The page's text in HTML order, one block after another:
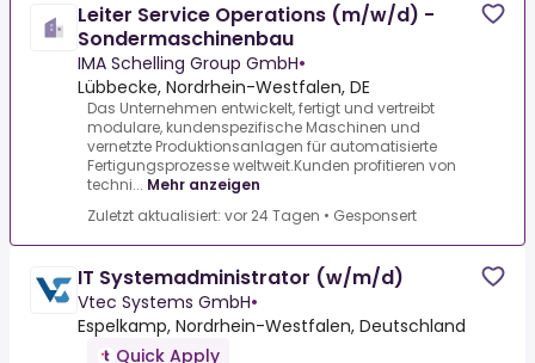
Leiter Service Operations (m/w/d) -
Sondermaschinenbau
IMA Schelling Group GmbH•
Lübbecke, Nordrhein-Westfalen, DE
Das Unternehmen entwickelt, fertigt und vertreibt
modulare, kundenspezifische Maschinen und
vernetzte Produktionsanlagen für automatisierte
Fertigungsprozesse weltweit.Kunden profitieren von
techni... Mehr anzeigen
Zuletzt aktualisiert: vor 24 Tagen • Gesponsert
IT Systemadministrator (w/m/d)
Vtec Systems GmbH•
Espelkamp, Nordrhein-Westfalen, Deutschland
Quick Apply